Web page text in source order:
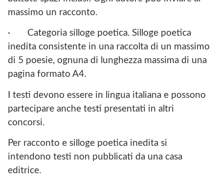
massimo un racconto.
· Categoria silloge poetica. Silloge poetica
inedita consistente in una raccolta di un massimo
di 5 poesie, ognuna di lunghezza massima di una
pagina formato A4.
I testi devono essere in lingua italiana e possono
partecipare anche testi presentati in altri
concorsi.
Per racconto e silloge poetica inedita si
intendono testi non pubblicati da una casa
editrice.